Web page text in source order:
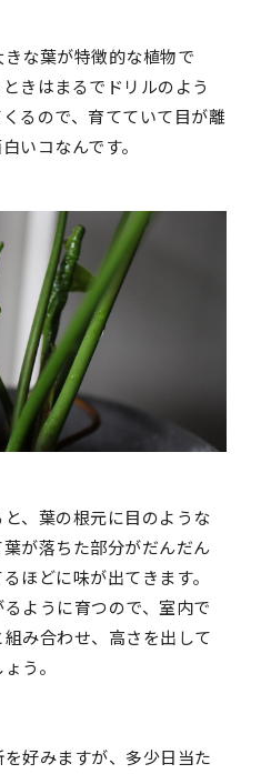
な葉が特徴的な植物で
きはまるでドリルのよう
るので、育てていて目が離
いコなんです。
、葉の根元に目のような
が落ちた部分がだんだん
ほどに味が出てきます。
ように育つので、室内で
み合わせ、高さを出して
う。
好みますが、多少日当た